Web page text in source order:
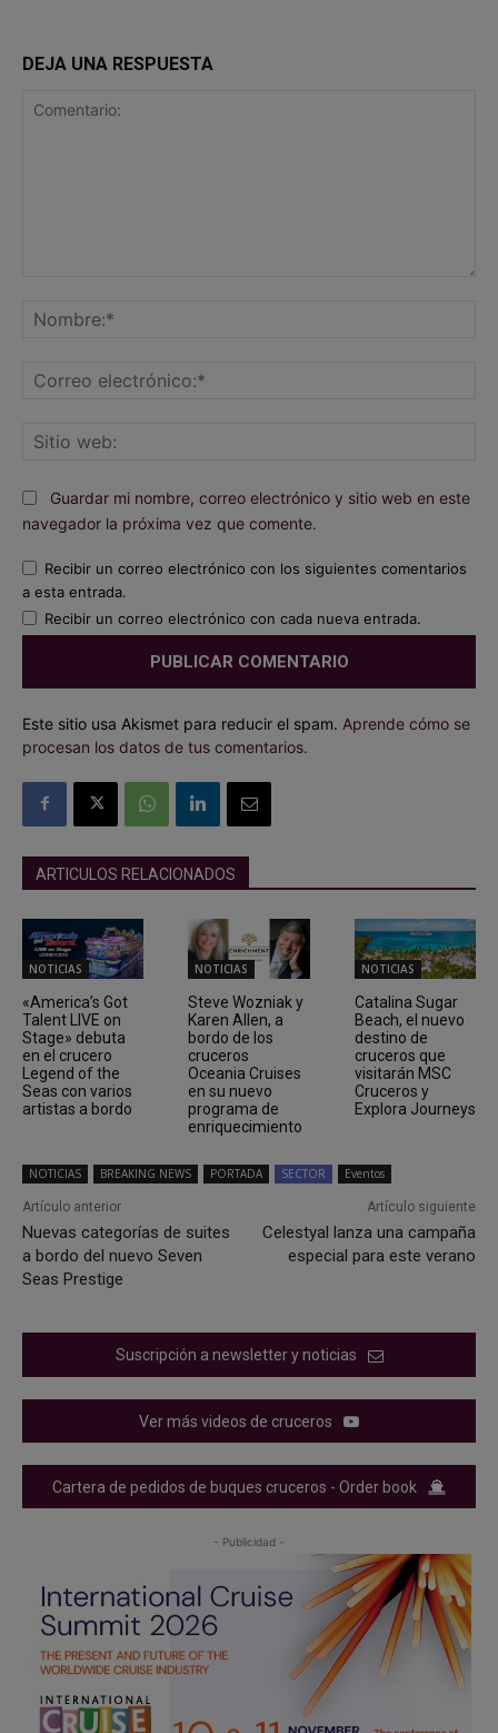
DEJA UNA RESPUESTA
Guardar mi nombre, correo electrónico y sitio web en este
navegador la próxima vez que comente.
Recibir un correo electrónico con los siguientes comentarios
a esta entrada.
Recibir un correo electrónico con cada nueva entrada.
Este sitio usa Akismet para reducir el spam. Aprende cómo se
procesan los datos de tus comentarios.
ARTICULOS RELACIONADOS
NOTICIAS
«America’s Got
Talent LIVE on
Stage» debuta
en el crucero
Legend of the
Seas con varios
artistas a bordo
NOTICIAS
Steve Wozniak y
Karen Allen, a
bordo de los
cruceros
Oceania Cruises
en su nuevo
programa de
enriquecimiento
NOTICIAS
Catalina Sugar
Beach, el nuevo
destino de
cruceros que
visitarán MSC
Cruceros y
Explora Journeys
NOTICIAS BREAKING NEWS PORTADA SECTOR Eventos
Artículo anterior
Nuevas categorías de suites
a bordo del nuevo Seven
Seas Prestige
Artículo siguiente
Celestyal lanza una campaña
especial para este verano
Suscripción a newsletter y noticias
Ver más videos de cruceros
Cartera de pedidos de buques cruceros - Order book
- Publicidad -